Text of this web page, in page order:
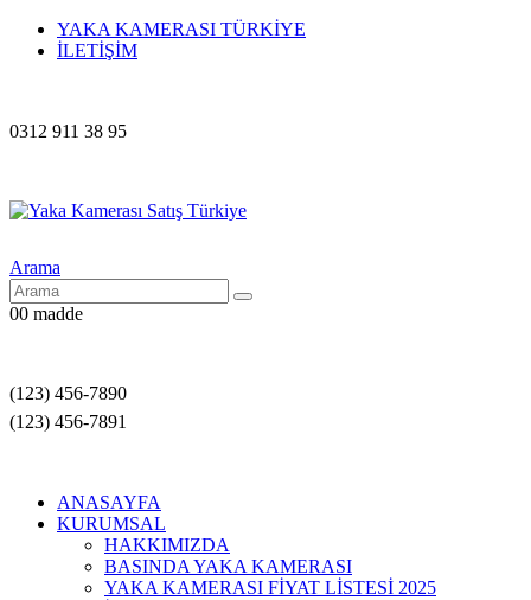
YAKA KAMERASI TÜRKİYE
İLETİŞİM
0312 911 38 95
Arama
00 madde
(123) 456-7890
(123) 456-7891
ANASAYFA
KURUMSAL
HAKKIMIZDA
BASINDA YAKA KAMERASI
YAKA KAMERASI FİYAT LİSTESİ 2025